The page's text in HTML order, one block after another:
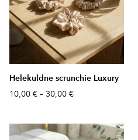
Helekuldne scrunchie Luxury
10,00 € – 30,00 €